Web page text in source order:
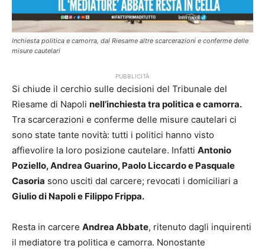
Inchiesta politica e camorra, dal Riesame altre scarcerazioni e conferme delle
misure cautelari
PUBBLICITÀ
Si chiude il cerchio sulle decisioni del Tribunale del
Riesame di Napoli nell’inchiesta tra politica e camorra.
Tra scarcerazioni e conferme delle misure cautelari ci
sono state tante novità: tutti i politici hanno visto
affievolire la loro posizione cautelare. Infatti Antonio
Poziello, Andrea Guarino, Paolo Liccardo e Pasquale
Casoria sono usciti dal carcere; revocati i domiciliari a
Giulio di Napoli e Filippo Frippa.
Resta in carcere Andrea Abbate, ritenuto dagli inquirenti
il mediatore tra politica e camorra. Nonostante